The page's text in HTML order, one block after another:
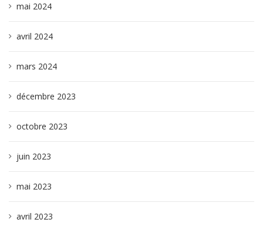
mai 2024
avril 2024
mars 2024
décembre 2023
octobre 2023
juin 2023
mai 2023
avril 2023